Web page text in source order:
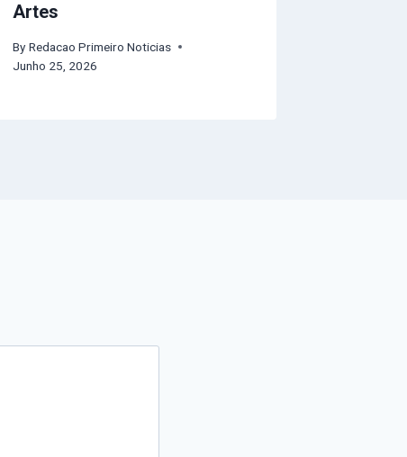
Artes
By Redacao Primeiro Noticias
Junho 25, 2026